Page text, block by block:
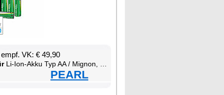
VK: € 49,90
Li-Ion-Ak­ku Typ AA / Mi­gnon, mit USB-C-La­de­box
PEARL